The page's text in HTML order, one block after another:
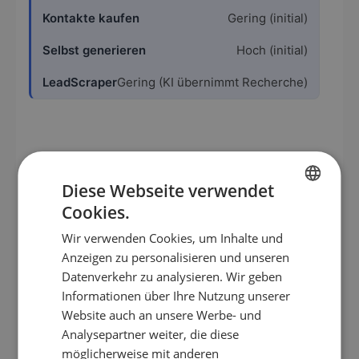
Gering (initial)
Hoch (initial)
Gering (KI übernimmt Recherche)
Best Practices für erfolgreichen B2B-
Vertrieb
Wenn du Kontakte kaufst, gelten diese Regeln für
den seriösen Umgang:
Wähle nur Anbieter mit transparenter
Datenherkunft und DSGVO-Konformität
Führe regelmäßige Qualitätsprüfungen und
Stichproben der Listen durch
Segmentiere die Kontakte nach klaren
EN
FR
Diese Webseite verwendet
Cookies.
Wir verwenden Cookies, um Inhalte und
Anzeigen zu personalisieren und unseren
Datenverkehr zu analysieren. Wir geben
Informationen über Ihre Nutzung unserer
Website auch an unsere Werbe- und
Analysepartner weiter, die diese
möglicherweise mit anderen